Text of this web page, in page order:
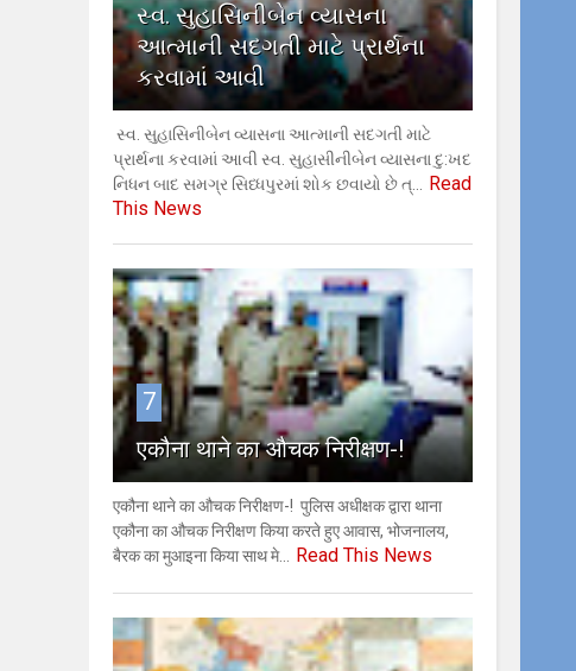
સ્વ. સુહાસિનીબેન વ્યાસના
આત્માની સદગતી માટે પ્રાર્થના
કરવામાં આવી
સ્વ. સુહાસિનીબેન વ્યાસના આત્માની સદગતી માટે
પ્રાર્થના કરવામાં આવી સ્વ. સુહાસીનીબેન વ્યાસના દુ:ખદ
નિધન બાદ સમગ્ર સિધ્ધપુરમાં શોક છવાયો છે ત્...
Read
This News
7
एकौना थाने का औचक निरीक्षण-!
एकौना थाने का औचक निरीक्षण-! ​ ​पुलिस अधीक्षक द्वारा थाना
एकौना का औचक निरीक्षण किया करते हुए आवास, भोजनालय,
बैरक का मुआइना किया साथ मे...
Read This News